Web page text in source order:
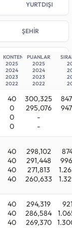
düşük sıralama
En
ise921.172başarı
listenize
da aynı liste
YURTDIŞI
ŞEHİR
KONTENJAN
2025
2024
2023
2022
PUANLAR
2025
2024
2023
2022
40
0
0
0
300,325
295,076
-
-
40
40
40
40
298,102
291,448
271,813
260,633
40
40
40
294,319
286,584
269,370